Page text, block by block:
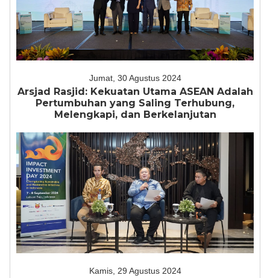
Jumat, 30 Agustus 2024
Arsjad Rasjid: Kekuatan Utama ASEAN Adalah
Pertumbuhan yang Saling Terhubung,
Melengkapi, dan Berkelanjutan
Kamis, 29 Agustus 2024